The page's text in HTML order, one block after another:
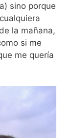
sino porque
la mañana,
si me
me quería